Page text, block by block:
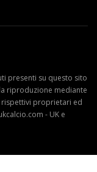
presenti su questo sito
riproduzione mediante
proprietari ed
- UK e